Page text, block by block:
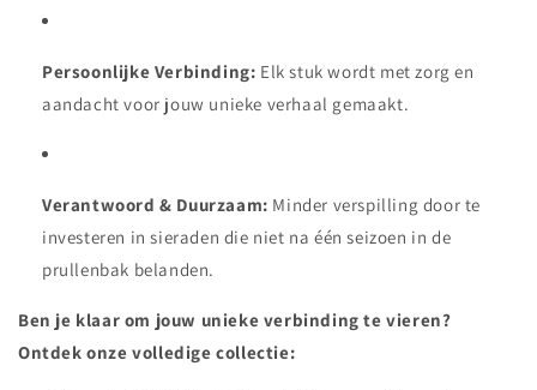
Persoonlijke Verbinding: Elk stuk wordt met zorg en
aandacht voor jouw unieke verhaal gemaakt.
Verantwoord & Duurzaam: Minder verspilling door te
investeren in sieraden die niet na één seizoen in de
prullenbak belanden.
Ben je klaar om jouw unieke verbinding te vieren?
Ontdek onze volledige collectie: